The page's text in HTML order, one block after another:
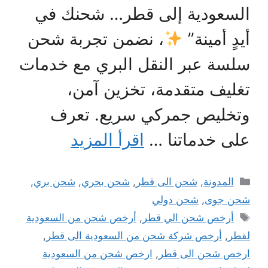
السعودية إلى قطر… شحنك في
أيدٍ أمينة”
، نضمن تجربة شحن
سلسة عبر النقل البري مع خدمات
تغليف متقدمة، تخزين آمن،
وتخليص جمركي سريع. تعرف
على خدماتنا … اقرأ المزيد
التصنيفات
المدونة, شحن الى قطر , شحن بحري, شحن بري,
شحن جوى, شحن دولي
الوسوم
أرخص شحن الي قطر , أرخص شحن من السعودية
لقطر , أرخص شركة شحن من السعودية الى قطر ,
ارخص شحن الى قطر , ارخص شحن من السعودية